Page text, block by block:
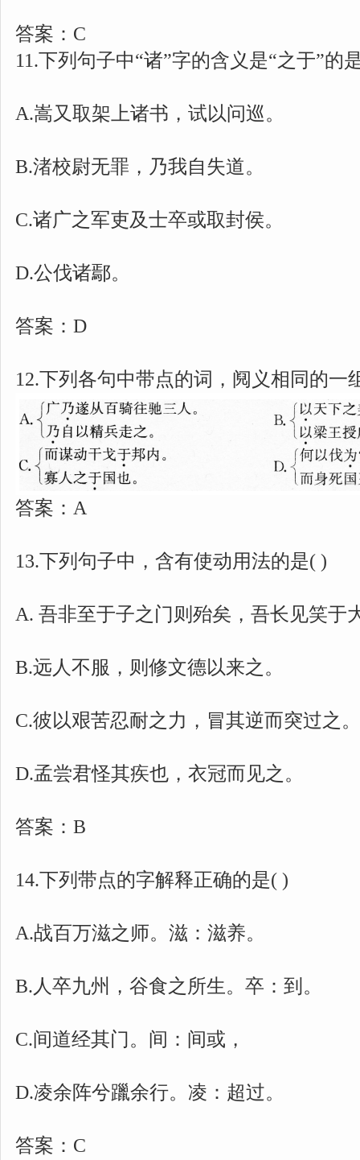
答案：C
11.下列句子中“诸”字的含义是“之于”的
A.嵩又取架上诸书，试以问巡。
B.渚校尉无罪，乃我自失道。
C.诸广之军吏及士卒或取封侯。
D.公伐诸鄢。
答案：D
12.下列各句中带点的词，阋义相同的一
答案：A
13.下列句子中，含有使动用法的是( )
A. 吾非至于子之门则殆矣，吾长见笑于
B.远人不服，则修文德以来之。
C.彼以艰苦忍耐之力，冒其逆而突过之。
D.孟尝君怪其疾也，衣冠而见之。
答案：B
14.下列带点的字解释正确的是( )
A.战百万滋之师。滋：滋养。
B.人卒九州，谷食之所生。卒：到。
C.间道经其门。间：间或，
D.凌余阵兮躐余行。凌：超过。
答案：C